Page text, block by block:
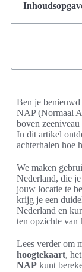
Ben je
NAP (Normaal
boven
In dit artikel
achterhalen hoe
We maken
Nederland, die
jouw locatie te
krijg je een
Nederland en
ten opzichte van
Lees verder om
hoogtekaart,
NAP kunt